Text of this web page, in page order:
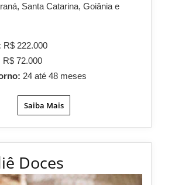
Santa Catarina, Goiânia e
R$ 222.000
R$ 72.000
24 até 48 meses
Saiba Mais
Doces